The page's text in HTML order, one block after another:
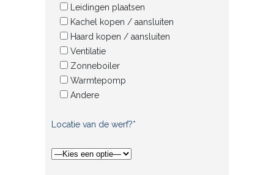
Leidingen plaatsen
Kachel kopen / aansluiten
Haard kopen / aansluiten
Ventilatie
Zonneboiler
Warmtepomp
Andere
Locatie van de werf?*